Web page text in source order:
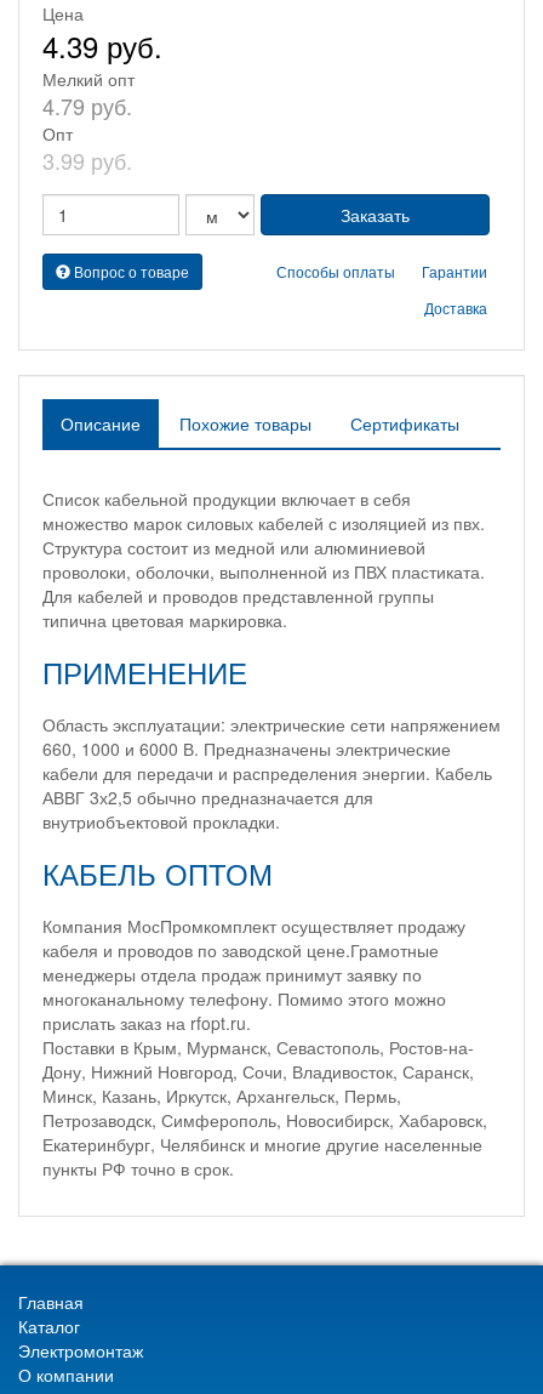
Цена
4.39 руб.
Мелкий опт
4.79 руб.
Опт
3.99 руб.
Вопрос о товаре Гарантии
Способы оплаты
Доставка
Описание Похожие товары Сертификаты
Список кабельной продукции включает в себя
множество марок силовых кабелей с изоляцией из пвх.
Структура состоит из медной или алюминиевой
проволоки, оболочки, выполненной из ПВХ пластиката.
Для кабелей и проводов представленной группы
типична цветовая маркировка.
ПРИМЕНЕНИЕ
Область эксплуатации: электрические сети напряжением
660, 1000 и 6000 В. Предназначены электрические
кабели для передачи и распределения энергии. Кабель
АВВГ 3х2,5 обычно предназначается для
внутриобъектовой прокладки.
КАБЕЛЬ ОПТОМ
Компания МосПромкомплект осуществляет продажу
кабеля и проводов по заводской цене.Грамотные
менеджеры отдела продаж принимут заявку по
многоканальному телефону. Помимо этого можно
прислать заказ на rfopt.ru.
Поставки в Крым, Мурманск, Севастополь, Ростов-на-
Дону, Нижний Новгород, Сочи, Владивосток, Саранск,
Минск, Казань, Иркутск, Архангельск, Пермь,
Петрозаводск, Симферополь, Новосибирск, Хабаровск,
Екатеринбург, Челябинск и многие другие населенные
пункты РФ точно в срок.
Главная
Каталог
Электромонтаж
О компании